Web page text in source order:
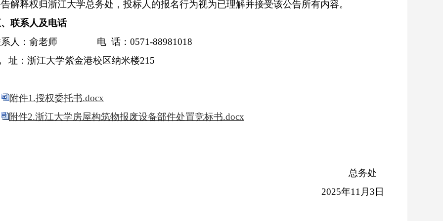
解释权归浙江大学总务处，投标人的报名行为视为已理解并接受该公告所有内容。
联系人及电话
人：俞老师 电 话： 0571-88981018
址：浙江大学紫金港校区纳米楼215
附件1.授权委托书.docx
附件2.浙江大学房屋构筑物报废设备部件处置竞标书.docx
总务处
2025年11 月 3 日